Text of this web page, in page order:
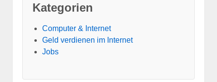
Kategorien
Computer & Internet
Geld verdienen im Internet
Jobs